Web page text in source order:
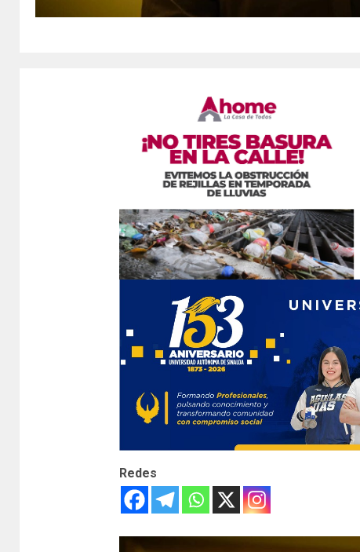
Redes